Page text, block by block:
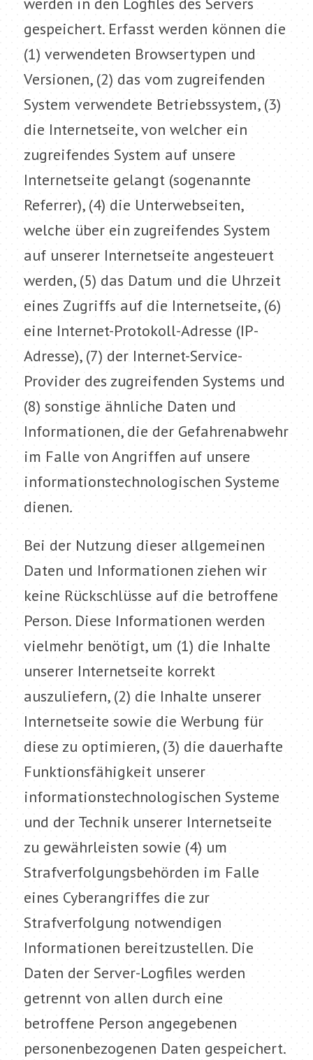
gespeichert. Erfasst werden können die
(1) verwendeten Browsertypen und
Versionen, (2) das vom zugreifenden
System verwendete Betriebssystem, (3)
die Internetseite, von welcher ein
zugreifendes System auf unsere
Internetseite gelangt (sogenannte
Referrer), (4) die Unterwebseiten,
welche über ein zugreifendes System
auf unserer Internetseite angesteuert
werden, (5) das Datum und die Uhrzeit
eines Zugriffs auf die Internetseite, (6)
eine Internet-Protokoll-Adresse (IP-
Adresse), (7) der Internet-Service-
Provider des zugreifenden Systems und
(8) sonstige ähnliche Daten und
Informationen, die der Gefahrenabwehr
im Falle von Angriffen auf unsere
informationstechnologischen Systeme
dienen.
Bei der Nutzung dieser allgemeinen
Daten und Informationen ziehen wir
keine Rückschlüsse auf die betroffene
Person. Diese Informationen werden
vielmehr benötigt, um (1) die Inhalte
unserer Internetseite korrekt
auszuliefern, (2) die Inhalte unserer
Internetseite sowie die Werbung für
diese zu optimieren, (3) die dauerhafte
Funktionsfähigkeit unserer
informationstechnologischen Systeme
und der Technik unserer Internetseite
zu gewährleisten sowie (4) um
Strafverfolgungsbehörden im Falle
eines Cyberangriffes die zur
Strafverfolgung notwendigen
Informationen bereitzustellen. Die
Daten der Server-Logfiles werden
getrennt von allen durch eine
betroffene Person angegebenen
personenbezogenen Daten gespeichert.